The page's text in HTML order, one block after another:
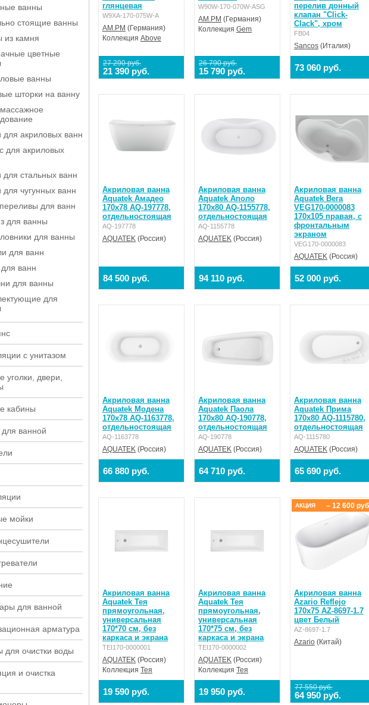
ванны
стоящие ванны
из камня
цветные
ванны
шторки на ванну
для акриловых ванн
для акриловых
для стальных ванн
для чугунных ванн
для ванн
для ванны
для ванны
для ванн
для ванн
для ванны
для
с унитазом
уголки, двери,
кабины
ванной
мойки
для ванной
apматypa
для очистки воды
и очистка
глянцевая
W9XA-170-075W-A
AM.PM (Германия)
Коллекция Above
27 290 руб.
21 390 руб.
W90W-170-070W-ASG
AM.PM (Германия)
Коллекция Gem
26 790 руб.
15 790 руб.
перелив донный
клапан "Click-
Clack", хром
FB04
Sancos (Италия)
73 060 руб.
Акриловая ванна
Aquatek Амадео
170x78 AQ-197778,
отдельностоящая
AQ-197778
AQUATEK (Россия)
84 500 руб.
Акриловая ванна
Aquatek Аполо
170x80 AQ-1155778,
отдельностоящая
AQ-1155778
AQUATEK (Россия)
94 110 руб.
Акриловая ванна
Aquatek Вега
VEG170-0000083
170x105 правая, с
фронтальным
экраном
VEG170-0000083
AQUATEK (Россия)
52 000 руб.
Акриловая ванна
Aquatek Модена
170x78 AQ-1163778,
отдельностоящая
AQ-1163778
AQUATEK (Россия)
66 880 руб.
Акриловая ванна
Aquatek Паола
170x80 AQ-190778,
отдельностоящая
AQ-190778
AQUATEK (Россия)
64 710 руб.
Акриловая ванна
Aquatek Прима
170x80 AQ-1115780,
отдельностоящая
AQ-1115780
AQUATEK (Россия)
65 690 руб.
Акриловая ванна
Aquatek Тея
прямоугольная,
универсальная
170*70 см, без
каркаса и экрана
TEI170-0000001
AQUATEK (Россия)
Коллекция Тея
19 590 руб.
Акриловая ванна
Aquatek Тея
прямоугольная,
универсальная
170*75 см, без
каркаса и экрана
TEI170-0000002
AQUATEK (Россия)
Коллекция Тея
19 950 руб.
Акриловая ванна
Azario Reflejo
170х75 AZ-8697-1.7
цвет Белый
AZ-8697-1.7
Azario (Китай)
77 550 руб.
64 950 руб.
– 12 600
АКЦИЯ